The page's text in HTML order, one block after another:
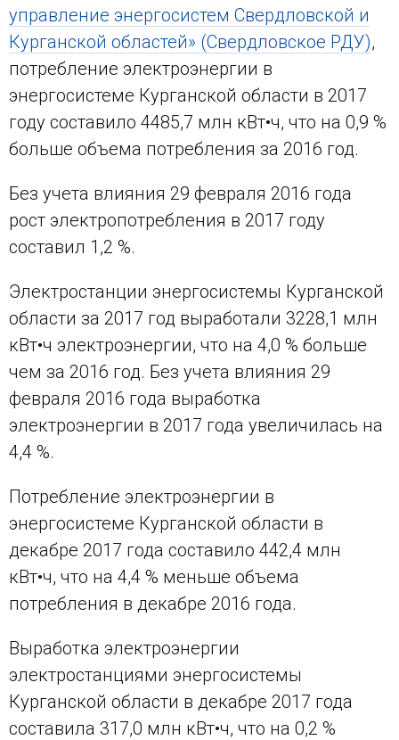
управление энергосистем Свердловской и
Курганской областей» (Свердловское РДУ),
потребление электроэнергии в
энергосистеме Курганской области в 2017
году составило 4485,7 млн кВт•ч, что на 0,9 %
больше объема потребления за 2016 год.
Без учета влияния 29 февраля 2016 года
рост электропотребления в 2017 году
составил 1,2 %.
Электростанции энергосистемы Курганской
области за 2017 год выработали 3228,1 млн
кВт•ч электроэнергии, что на 4,0 % больше
чем за 2016 год. Без учета влияния 29
февраля 2016 года выработка
электроэнергии в 2017 года увеличилась на
4,4 %.
Потребление электроэнергии в
энергосистеме Курганской области в
декабре 2017 года составило 442,4 млн
кВт•ч, что на 4,4 % меньше объема
потребления в декабре 2016 года.
Выработка электроэнергии
электростанциями энергосистемы
Курганской области в декабре 2017 года
составила 317,0 млн кВт•ч, что на 0,2 %